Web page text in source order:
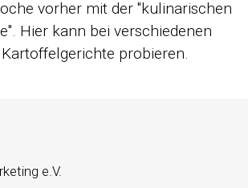
vorher mit der "kulinarischen
Hier kann bei verschiedenen
probieren.
e.V.